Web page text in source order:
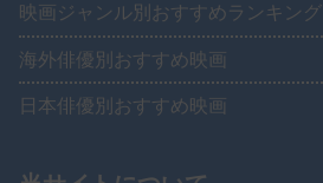
映画ジャンル別おすすめランキング
海外俳優別おすすめ映画
日本俳優別おすすめ映画